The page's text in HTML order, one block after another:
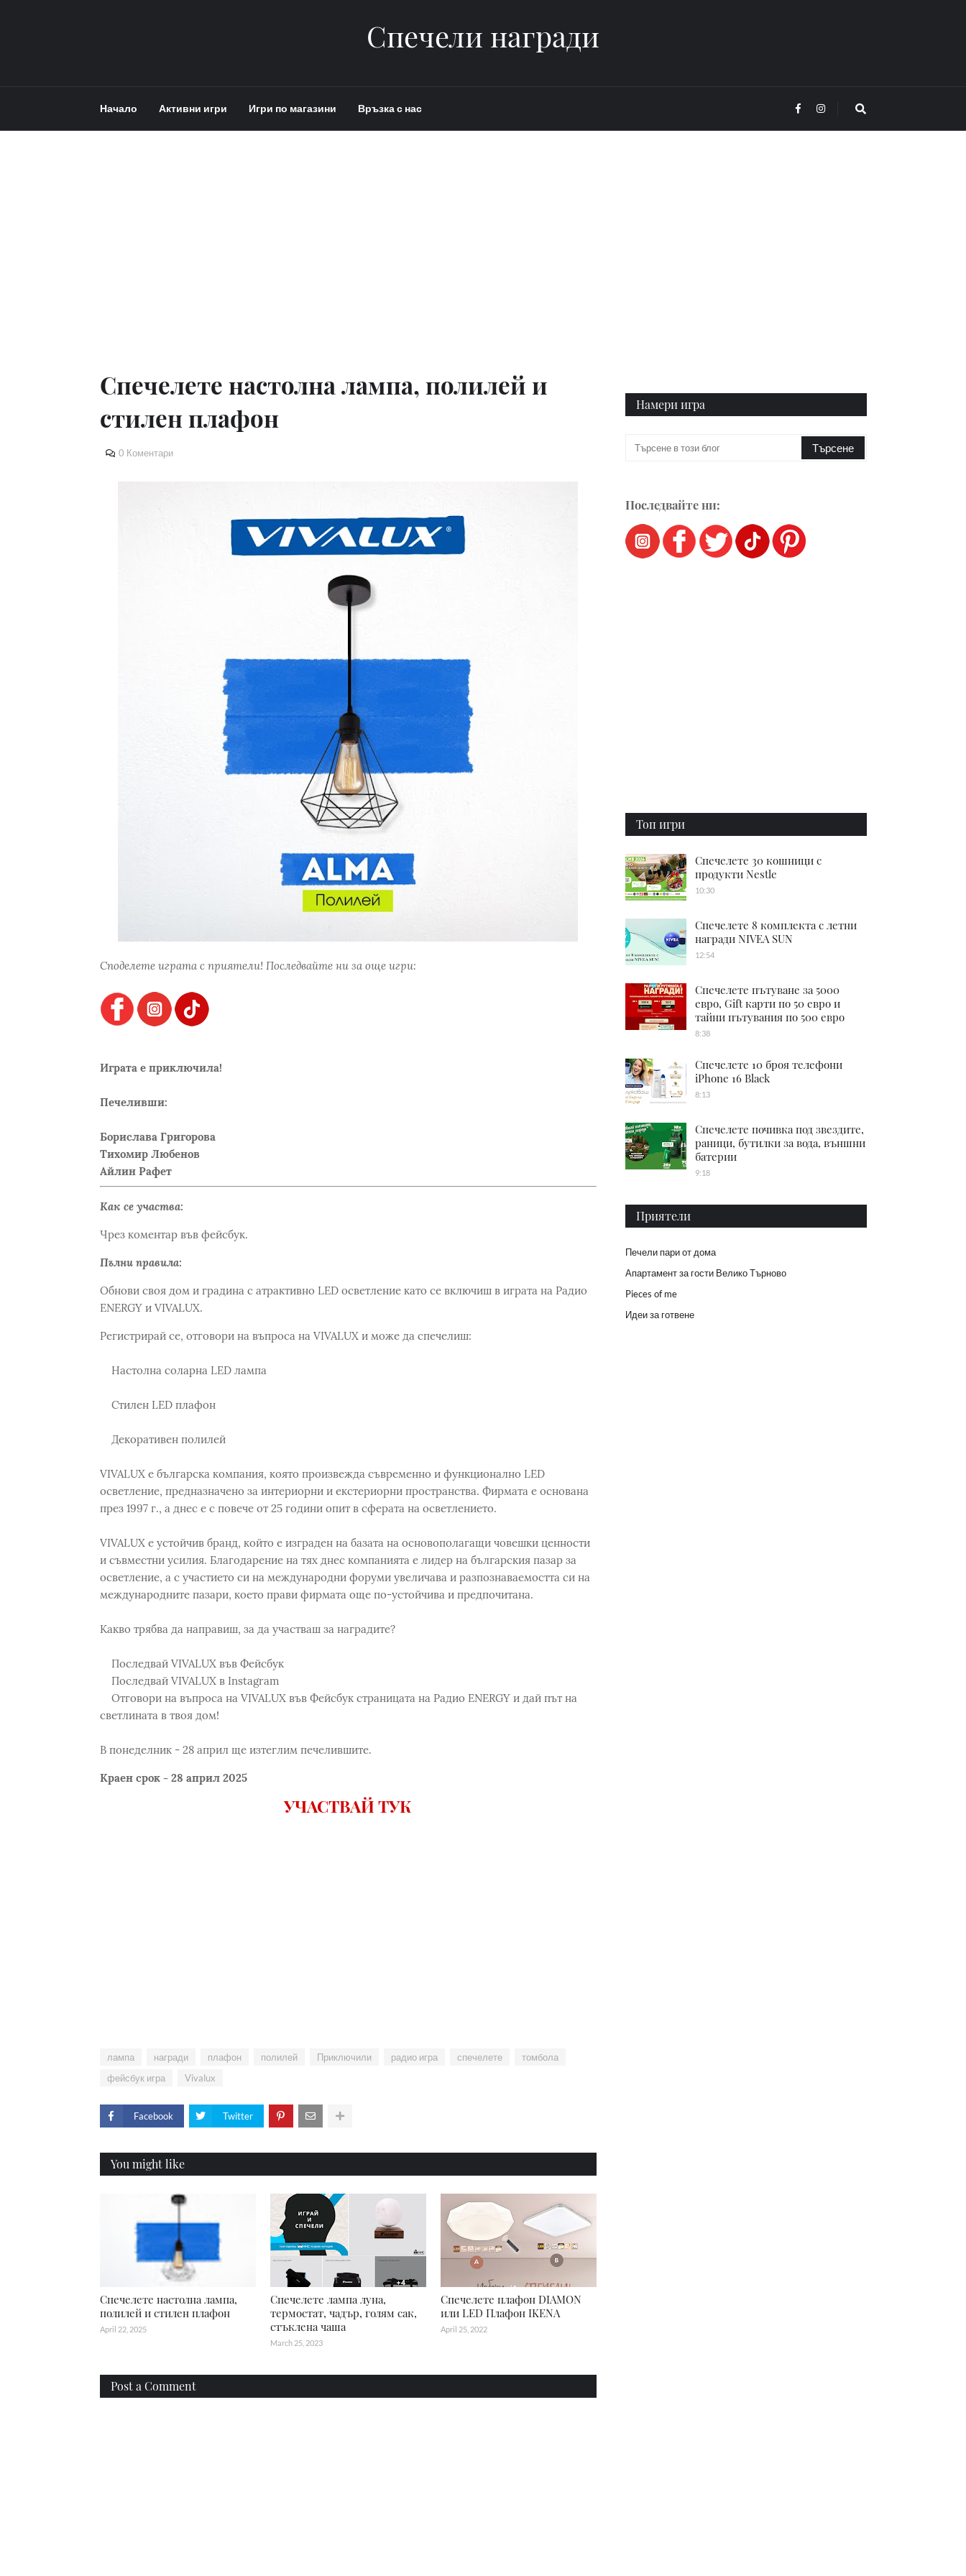
Спечели награди
Начало Активни игри Игри по магазини Връзка с нас
Спечелете настолна лампа, полилей и
стилен плафон
0 Коментари
Споделете играта с приятели! Последвайте ни за още игри:
Играта е приключила!
Печеливши:
Борислава Григорова
Тихомир Любенов
Айлин Рафет
Как се участва:
Чрез коментар във фейсбук.
Пълни правила:
Обнови своя дом и градина с атрактивно LED осветление като се включиш в играта на Радио
ENERGY и VIVALUX.
Регистрирай се, отговори на въпроса на VIVALUX и може да спечелиш:
Настолна соларна LED лампа
Стилен LED плафон
Декоративен полилей
VIVALUX е българска компания, която произвежда съвременно и функционално LED
осветление, предназначено за интериорни и екстериорни пространства. Фирмата е основана
през 1997 г., а днес е с повече от 25 години опит в сферата на осветлението.
VIVALUX е устойчив бранд, който е изграден на базата на основополагащи човешки ценности
и съвместни усилия. Благодарение на тях днес компанията е лидер на българския пазар за
осветление, а с участието си на международни форуми увеличава и разпознаваемостта си на
международните пазари, което прави фирмата още по-устойчива и предпочитана.
Какво трябва да направиш, за да участваш за наградите?
Последвай VIVALUX във Фейсбук
Последвай VIVALUX в Instagram
Отговори на въпроса на VIVALUX във Фейсбук страницата на Радио ENERGY и дай път на
светлината в твоя дом!
В понеделник - 28 април ще изтеглим печелившите.
Краен срок - 28 април 2025
УЧАСТВАЙ ТУК
лампа награди плафон полилей Приключили радио игра спечелете
томбола
фейсбук игра
Vivalux
Facebook Twitter
You might like
Спечелете настолна лампа,
полилей и стилен плафон
April 22, 2025
Спечелете лампа луна,
термостат, чадър, голям сак,
стъклена чаша
March 25, 2023
Спечелете плафон DIAMON
или LED Плафон IKENA
April 25, 2022
Post a Comment
Намери игра
Последвайте ни:
Топ игри
Спечелете 30 кошници с
продукти Nestle
10:30
Спечелете 8 комплекта с летни
награди NIVEA SUN
12:54
Спечелете пътуване за 5000
евро, Gift карти по 50 евро и
тайни пътувания по 500 евро
8:38
Спечелете 10 броя телефони
iPhone 16 Black
8:13
Спечелете почивка под звездите,
раници, бутилки за вода, външни
батерии
9:18
Приятели
Печели пари от дома
Апартамент за гости Велико Търново
Pieces of me
Идеи за готвене